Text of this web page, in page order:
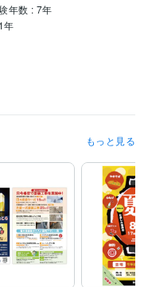
年数 : 7年
年
年2月
年
年WordPress:3年
もっと見る